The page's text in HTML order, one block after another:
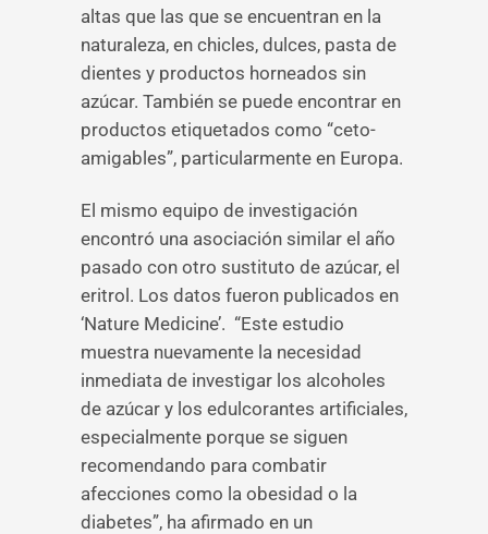
altas que las que se encuentran en la
naturaleza, en chicles, dulces, pasta de
dientes y productos horneados sin
azúcar. También se puede encontrar en
productos etiquetados como “ceto-
amigables”, particularmente en Europa.
El mismo equipo de investigación
encontró una asociación similar el año
pasado con otro sustituto de azúcar, el
eritrol. Los datos fueron publicados en
‘Nature Medicine’. “Este estudio
muestra nuevamente la necesidad
inmediata de investigar los alcoholes
de azúcar y los edulcorantes artificiales,
especialmente porque se siguen
recomendando para combatir
afecciones como la obesidad o la
diabetes”, ha afirmado en un